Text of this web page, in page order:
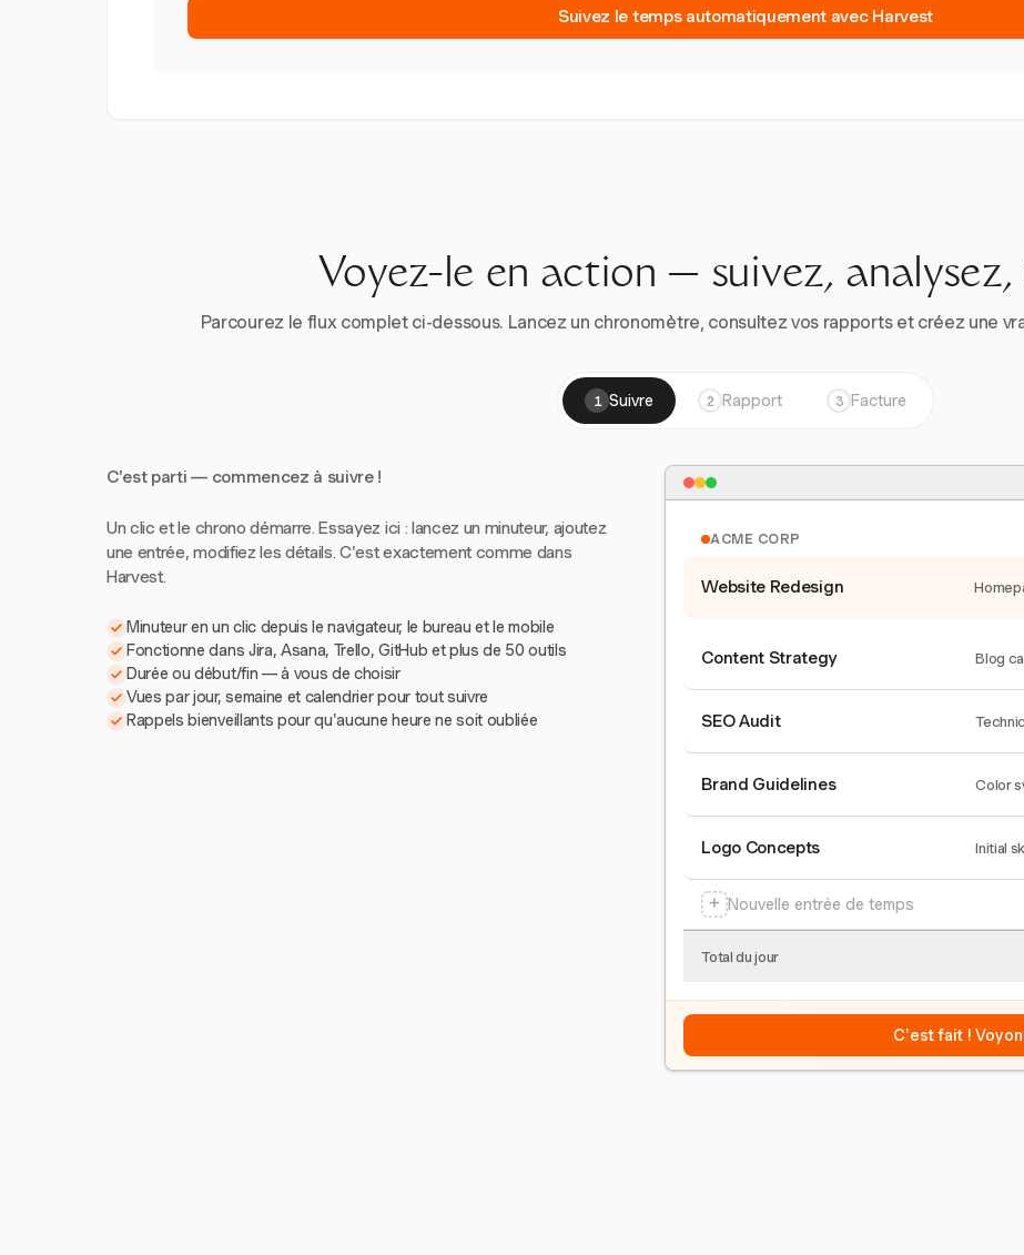
Suivez le temps automatiquement avec Harvest
Voyez-le en action — suivez,
Parcourez le flux complet ci-dessous. Lancez un chronomètre, consultez vos rapports et créez une
1 Suivre 2 Rapport 3 Facture
C'est parti — commencez à suivre !
Un clic et le chrono démarre. Essayez ici : lancez un minuteur, ajoutez
une entrée, modifiez les détails. C'est exactement comme dans
Harvest.
Minuteur en un clic depuis le navigateur, le bureau et le mobile
Fonctionne dans Jira, Asana, Trello, GitHub et plus de 50 outils
Durée ou début/fin — à vous de choisir
Vues par jour, semaine et calendrier pour tout suivre
Rappels bienveillants pour qu'aucune heure ne soit oubliée
ACME CORP
Website Redesign
Content Strategy Blog
SEO Audit
Brand Guidelines Color
Logo Concepts Initial
+ Nouvelle entrée de temps
Total du jour
C'est fait !